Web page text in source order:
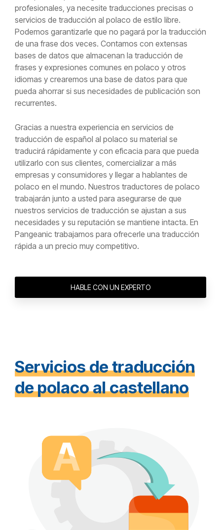
profesionales, ya necesite traducciones precisas o
servicios de traducción al polaco de estilo libre.
Podemos garantizarle que no pagará por la traducción
de una frase dos veces. Contamos con extensas
bases de datos que almacenan la traducción de
frases y expresiones comunes en polaco y otros
idiomas y crearemos una base de datos para que
pueda ahorrar si sus necesidades de publicación son
recurrentes.
Gracias a nuestra experiencia en servicios de
traducción de español al polaco su material se
traducirá rápidamente y con eficacia para que pueda
utilizarlo con sus clientes, comercializar a más
empresas y consumidores y llegar a hablantes de
polaco en el mundo. Nuestros traductores de polaco
trabajarán junto a usted para asegurarse de que
nuestros servicios de traducción se ajustan a sus
necesidades y su reputación se mantiene intacta. En
Pangeanic trabajamos para ofrecerle una traducción
rápida a un precio muy competitivo.
HABLE CON UN EXPERTO
Servicios de traducción
de polaco al castellano